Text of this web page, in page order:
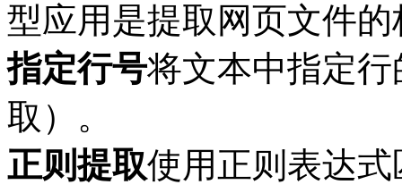
型应用是提取网页文件的
指定行号将文本中指定
取）。
正则提取使用正则表达